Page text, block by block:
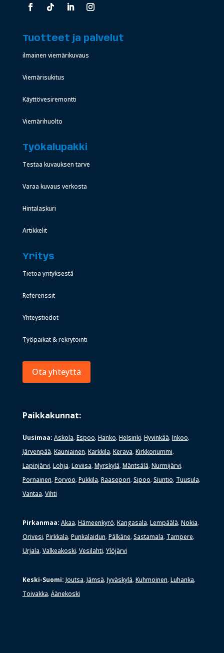
Tuotteet ja palvelut
ilmainen viemärikuvaus
Viemärisukitus
Käyttövesiremontti
Viemärihuolto
Työkalupakki
Testaa kuvauksen tarve
Varaa kuvaus verkosta
Hintalaskuri
Artikkelit
Yritys
Tietoa yrityksestä
Referenssit
Yhteystiedot
Työpaikat & rekrytointi
Ota yhteyttä
Paikkakunnat:
Uusimaa: Askola, Espoo, Hanko, Helsinki, Hyvinkää, Inkoo,
Järvenpää, Kauniainen, Karkkila, Kerava, Kirkkonummi,
Lapinjärvi, Lohja, Loviisa, Myrskylä, Mäntsälä, Nurmijärvi,
Pornainen, Porvoo, Pukkila, Raasepori, Sipoo, Siuntio, Tuusula,
Vantaa, Vihti
Pirkanmaa: Akaa, Hämeenkyrö, Kangasala, Lempäälä, Nokia,
Orivesi, Pirkkala, Punkalaidun, Pälkäne, Sastamala, Tampere,
Urjala, Valkeakoski, Vesilahti, Ylöjärvi
Keski-Suomi: Joutsa, Jämsä, Jyväskylä, Kuhmoinen, Luhanka,
Toivakka,Äänekoski